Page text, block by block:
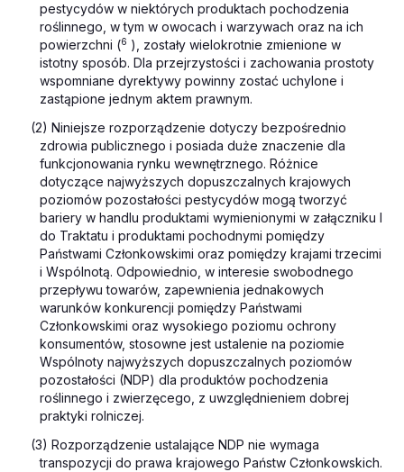
pestycydów w niektórych produktach pochodzenia
roślinnego, w tym w owocach i warzywach oraz na ich
powierzchni (6 ), zostały wielokrotnie zmienione w
istotny sposób. Dla przejrzystości i zachowania prostoty
wspomniane dyrektywy powinny zostać uchylone i
zastąpione jednym aktem prawnym.
(2) Niniejsze rozporządzenie dotyczy bezpośrednio
zdrowia publicznego i posiada duże znaczenie dla
funkcjonowania rynku wewnętrznego. Różnice
dotyczące najwyższych dopuszczalnych krajowych
poziomów pozostałości pestycydów mogą tworzyć
bariery w handlu produktami wymienionymi w załączniku I
do Traktatu i produktami pochodnymi pomiędzy
Państwami Członkowskimi oraz pomiędzy krajami trzecimi
i Wspólnotą. Odpowiednio, w interesie swobodnego
przepływu towarów, zapewnienia jednakowych
warunków konkurencji pomiędzy Państwami
Członkowskimi oraz wysokiego poziomu ochrony
konsumentów, stosowne jest ustalenie na poziomie
Wspólnoty najwyższych dopuszczalnych poziomów
pozostałości (NDP) dla produktów pochodzenia
roślinnego i zwierzęcego, z uwzględnieniem dobrej
praktyki rolniczej.
(3) Rozporządzenie ustalające NDP nie wymaga
transpozycji do prawa krajowego Państw Członkowskich.